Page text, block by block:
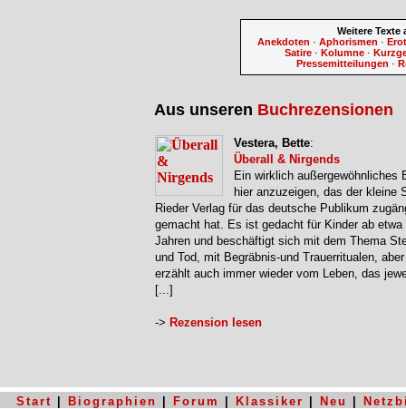
Weitere
Anekdoten ·Aphorismen ·
Satire ·Kolumne ·
Pressemitteilungen ·
Aus unseren Buchrezensionen
Vestera, Bette:
Überall & Nirgends
Ein wirklich außergewöhnliches
hier anzuzeigen, das der kleine
Rieder Verlag für das deutsche Publikum
gemacht hat. Es ist gedacht für Kinder ab etwa
Jahren und beschäftigt sich mit dem Thema
und Tod, mit Begräbnis-und Trauerritualen,
erzählt auch immer wieder vom Leben, das
[...]
-> Rezension lesen
Start Biographien Forum Klassiker Neu